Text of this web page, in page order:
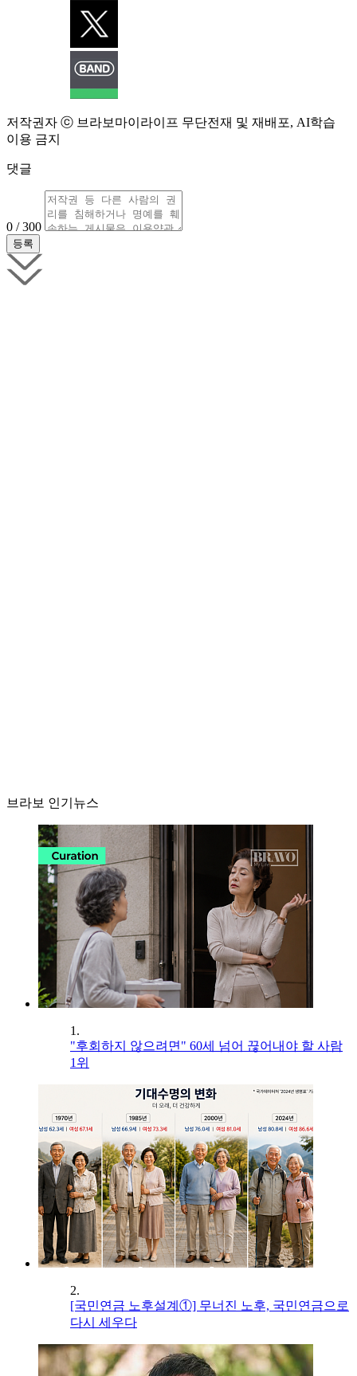
저작권자 ⓒ 브라보마이라이프 무단전재 및 재배포, AI학습
이용 금지
댓글
0 / 300
브라보 인기뉴스
1.
"후회하지 않으려면" 60세 넘어 끊어내야 할 사람
1위
2.
[국민연금 노후설계①] 무너진 노후, 국민연금으로
다시 세우다